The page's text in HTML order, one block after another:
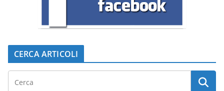
CERCA ARTICOLI